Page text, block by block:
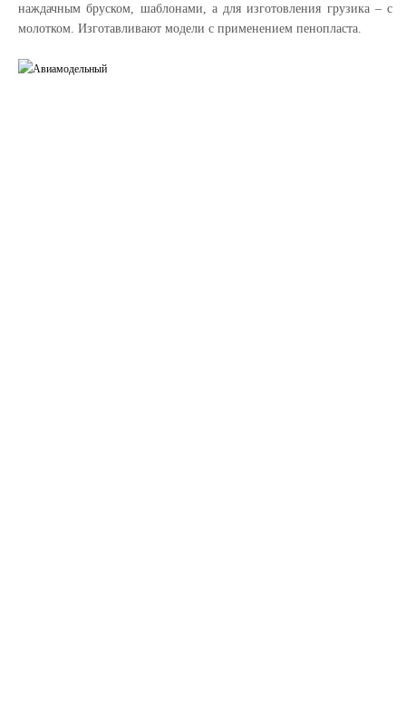
наждачным бруском, шаблонами, а для изготовления грузика – с
молотком. Изготавливают модели с применением пенопласта.